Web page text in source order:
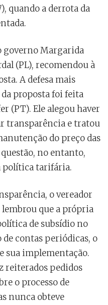
quando a derrota da
governo Margarida
(PL), recomendou à
A defesa mais
proposta foi feita
(PT). Ele alegou haver
transparência e tratou
do preço das
no entanto,
política tarifária.
o vereador
que a própria
de subsídio no
contas periódicas, o
sua implementação.
reiterados pedidos
o processo de
nunca obteve